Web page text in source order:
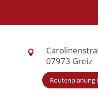

07973 Greiz
Routenplanung